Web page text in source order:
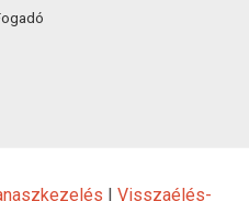
Visszaélés-